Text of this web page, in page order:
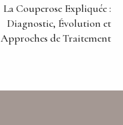
La Couperose Expliquée :
Diagnostic, Évolution et
Approches de Traitement